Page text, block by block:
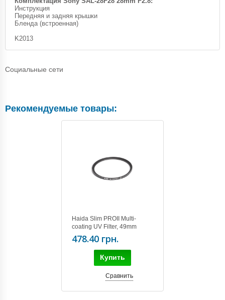
Инструкция
Передняя и задняя крышки
Бленда (встроенная)
K2013
Социальные сети
Рекомендуемые товары:
Haida Slim PROII Multi-
coating UV Filter, 49mm
478.40 грн.
Купить
Сравнить